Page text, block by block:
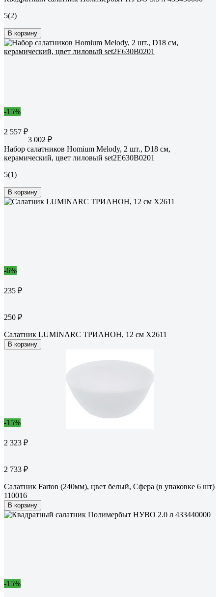
5(2)
В корзину
-15%
2 557 ₽
3 002 ₽
Набор салатников Homium Melody, 2 шт., D18 см,
керамический, цвет лиловый set2E630B0201
5(1)
В корзину
-6%
235 ₽
250 ₽
Салатник LUMINARC ТРИАНОН, 12 см X2611
В корзину
-15%
2 323 ₽
2 733 ₽
Салатник Farton (240мм), цвет белый, Сфера (в упаковке 6 шт)
110016
В корзину
-15%